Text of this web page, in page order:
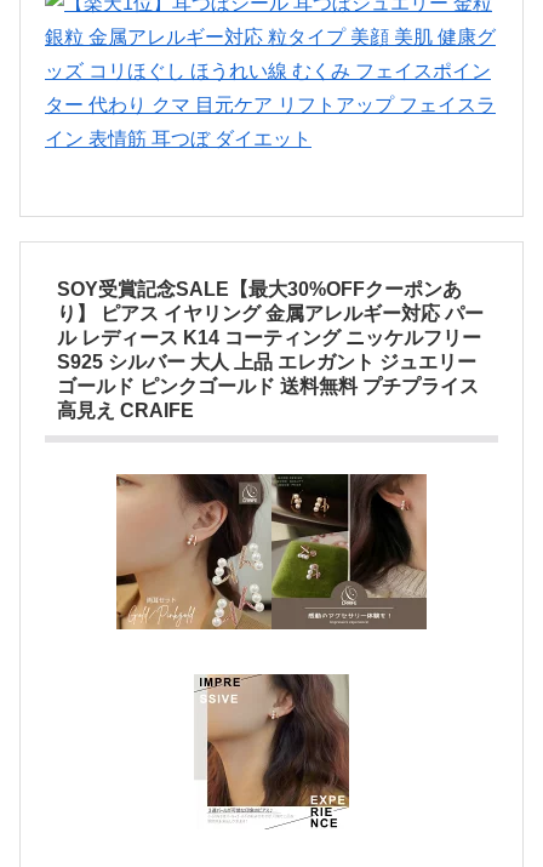
SOY受賞記念SALE【最大30%OFFクーポンあ
り】 ピアス イヤリング 金属アレルギー対応 パー
ル レディース K14 コーティング ニッケルフリー
S925 シルバー 大人 上品 エレガント ジュエリー
ゴールド ピンクゴールド 送料無料 プチプライス
高見え CRAIFE